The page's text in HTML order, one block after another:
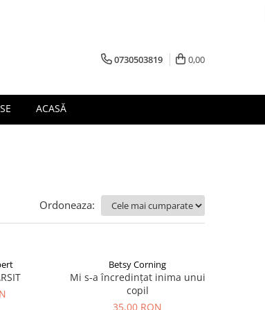
0730503819 0,00
ACASĂ
Ordoneaza:
Betsy Corning
Mi s-a încredințat inima unui
copil
35,00 RON